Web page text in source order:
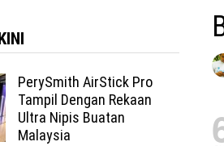
PerySmith AirStick Pro
Tampil Dengan Rekaan
Ultra Nipis Buatan
Malaysia